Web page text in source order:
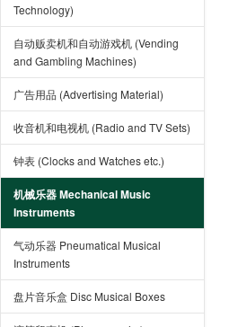
Technology)
自动贩卖机和自动游戏机 (Vending
and Gambling Machines)
广告用品 (Advertising Material)
收音机和电视机 (Radio and TV Sets)
钟表 (Clocks and Watches etc.)
机械乐器 Mechanical Music
Instruments
气动乐器 Pneumatical Musical
Instruments
盘片音乐盒 Disc Musical Boxes